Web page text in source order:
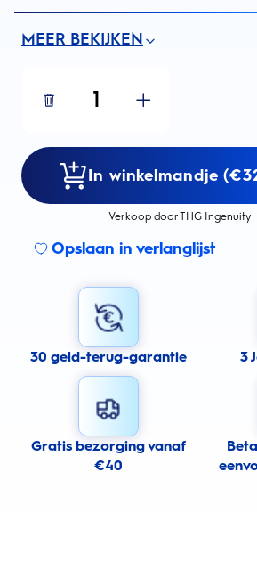
MEER BEKIJKEN
1
In winkelmandje
Verkoop door THG Ingenuity
Opslaan in verlanglijst
30 geld-terug-garantie 3
Gratis bezorging vanaf
€40